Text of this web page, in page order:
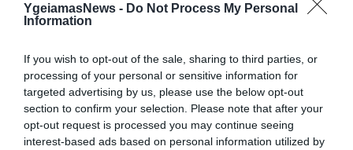
YgeiamasNews - Do Not Process My Personal
Information
If you wish to opt-out of the sale, sharing to third parties, or
processing of your personal or sensitive information for
targeted advertising by us, please use the below opt-out
section to confirm your selection. Please note that after your
opt-out request is processed you may continue seeing
interest-based ads based on personal information utilized by
ΦΑΡΜΑΚΑ
mRNA: Οι εμβολιασμένοι πεθαίνουν
πλέον στις ΗΠΑ από COVID-19